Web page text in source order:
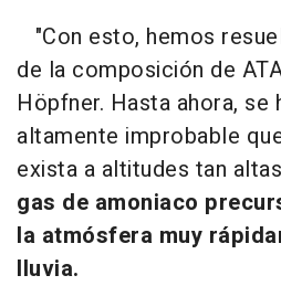
"Con esto, hemos
de la composición de
Höpfner. Hasta ahora, se
altamente improbable
exista a altitudes tan
gas de amoniaco
la atmósfera muy
lluvia.